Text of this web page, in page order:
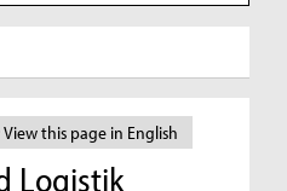
View this page in English
Logistik